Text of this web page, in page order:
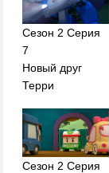
Сезон 2 Серия
7
Новый друг
Терри
Сезон 2 Серия